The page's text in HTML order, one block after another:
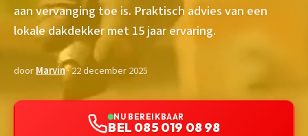
aan vervanging toe is. Praktisch advies van een
lokale dakdekker met 15 jaar ervaring.
doorMarvin· 22 december 2025
NU BEREIKBAAR
BEL 085 019 08 98